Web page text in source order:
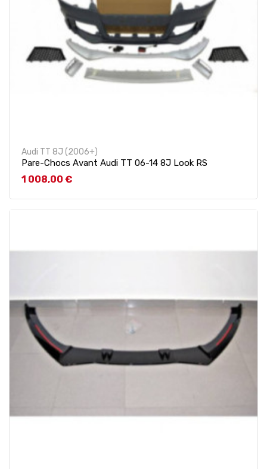
Audi TT 8J (2006+)
Pare-Chocs Avant Audi TT 06-14 8J Look RS
Prix
1 008,00 €